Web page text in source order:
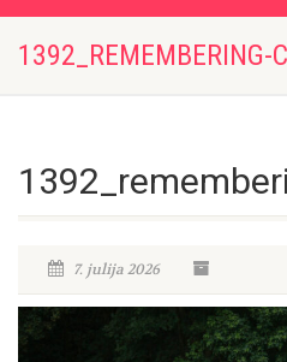
1392_REMEMBERING-
7. julija 2026